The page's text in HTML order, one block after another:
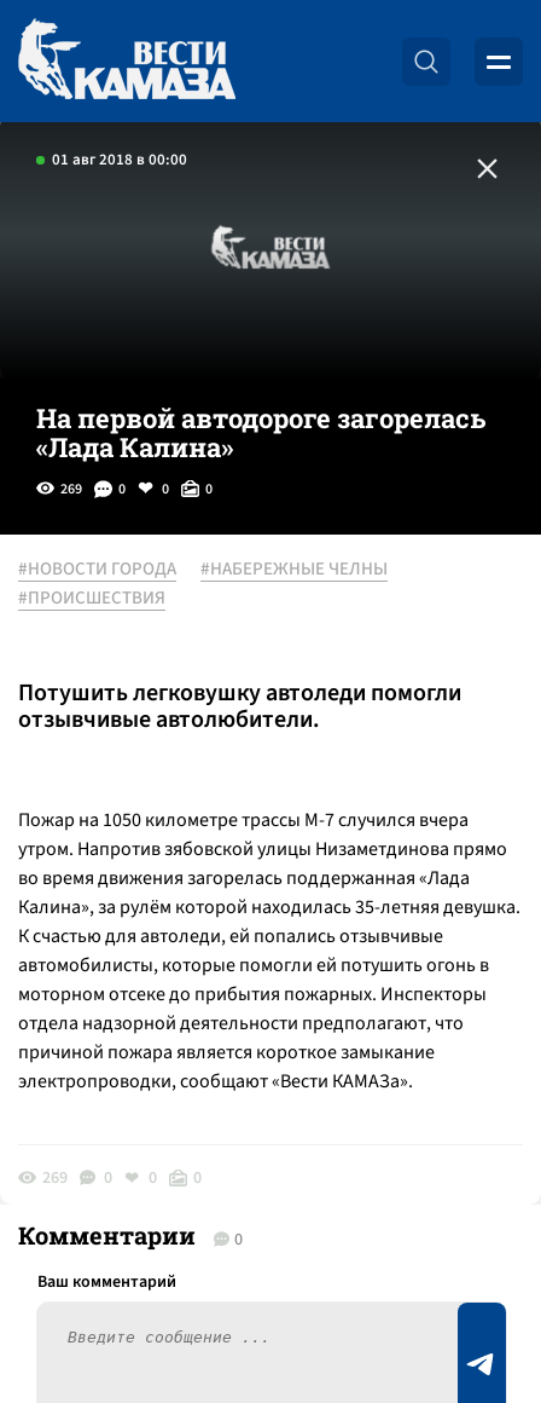
01 авг 2018 в 00:00
На первой автодороге загорелась
«Лада Калина»
269 0 0 0
#НОВОСТИ ГОРОДА
#НАБЕРЕЖНЫЕ ЧЕЛНЫ
#ПРОИСШЕСТВИЯ
Потушить легковушку автоледи помогли
отзывчивые автолюбители.
Пожар на 1050 километре трассы М-7 случился вчера
утром. Напротив зябовской улицы Низаметдинова прямо
во время движения загорелась поддержанная «Лада
Калина», за рулём которой находилась 35-летняя девушка.
К счастью для автоледи, ей попались отзывчивые
автомобилисты, которые помогли ей потушить огонь в
моторном отсеке до прибытия пожарных. Инспекторы
отдела надзорной деятельности предполагают, что
причиной пожара является короткое замыкание
электропроводки, сообщают «Вести КАМАЗа».
269 0 0 0
Комментарии 0